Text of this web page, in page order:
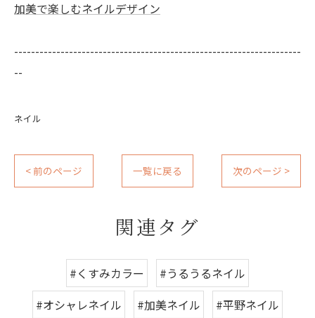
加美で楽しむネイルデザイン
--------------------------------------------------------------------
--
ネイル
< 前のページ 一覧に戻る 次のページ >
関連タグ
#くすみカラー
#うるうるネイル
#オシャレネイル
#加美ネイル #平野ネイル